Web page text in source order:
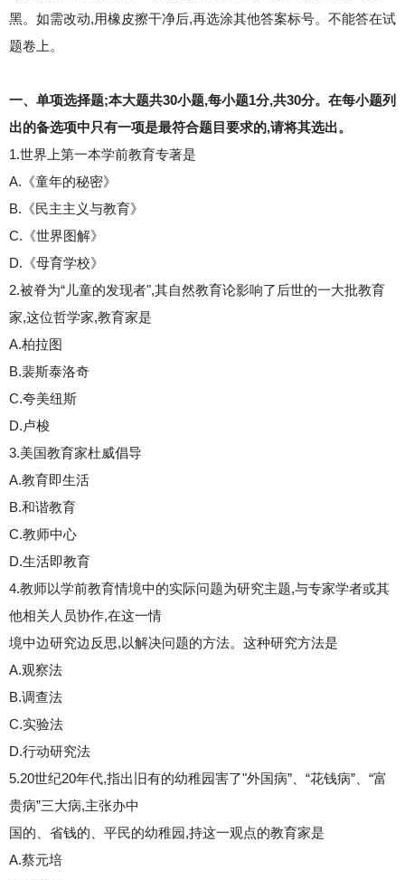
黑。如需改动,用橡皮擦干净后,再选涂其他答案标号。不能答在试
题卷上。
一、单项选择题;本大题共30小题,每小题1分,共30分。在每小题列
出的备选项中只有一项是最符合题目要求的,请将其选出。
1.世界上第一本学前教育专著是
A.《童年的秘密》
B.《民主主义与教育》
C.《世界图解》
D.《母育学校》
2.被脊为“儿童的发现者",其自然教育论影响了后世的一大批教育
家,这位哲学家,教育家是
A.柏拉图
B.裴斯泰洛奇
C.夸美纽斯
D.卢梭
3.美国教育家杜威倡导
A.教育即生活
B.和谐教育
C.教师中心
D.生活即教育
4.教师以学前教育情境中的实际问题为研究主题,与专家学者或其
他相关人员协作,在这一情
境中边研究边反思,以解决问题的方法。这种研究方法是
A.观察法
B.调查法
C.实验法
D.行动研究法
5.20世纪20年代,指出旧有的幼稚园害了"外国病”、“花钱病”、“富
贵病”三大病,主张办中
国的、省钱的、平民的幼稚园,持这一观点的教育家是
A.蔡元培